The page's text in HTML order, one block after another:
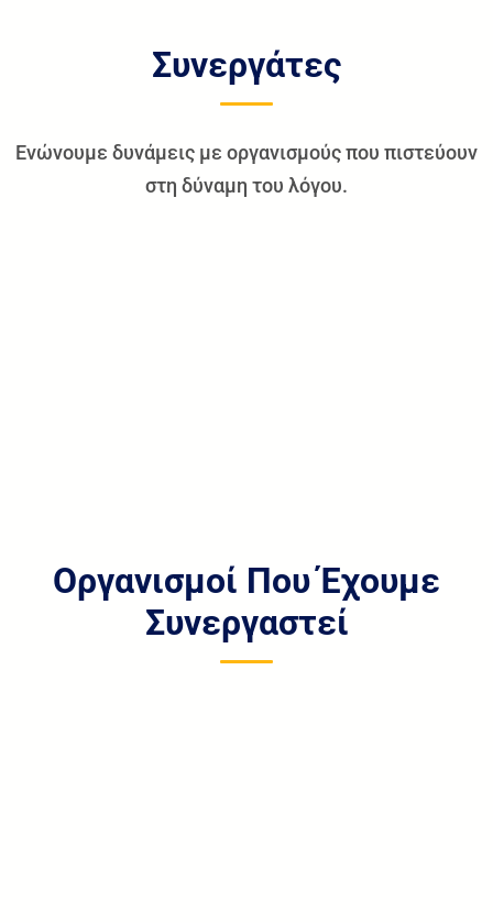
Συνεργάτες
Ενώνουμε δυνάμεις με οργανισμούς που πιστεύουν
στη δύναμη του λόγου.
Οργανισμοί Που Έχουμε
Συνεργαστεί